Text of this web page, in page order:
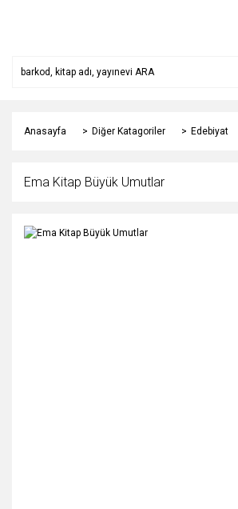
Anasayfa Diğer Katagoriler Edebiyat
Ema Kitap Büyük Umutlar